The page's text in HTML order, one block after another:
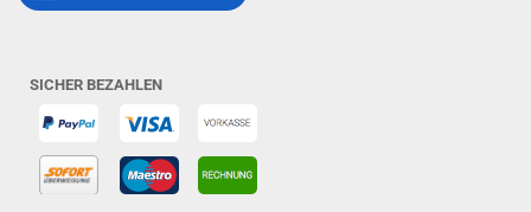
SICHER BEZAHLEN